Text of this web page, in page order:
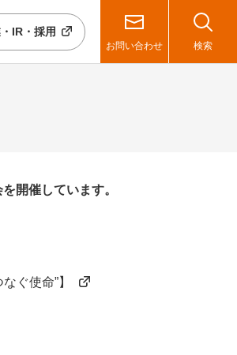
IR・採用
お問い合わせ 検索
開催しています。
ぐ使命”】